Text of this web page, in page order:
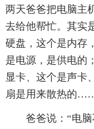
两天爸爸把电脑主
去给他帮忙。其实
硬盘，这个是内存
是电源，是供电的
显卡、这个是声卡
扇是用来散热的
爸爸说：“电脑